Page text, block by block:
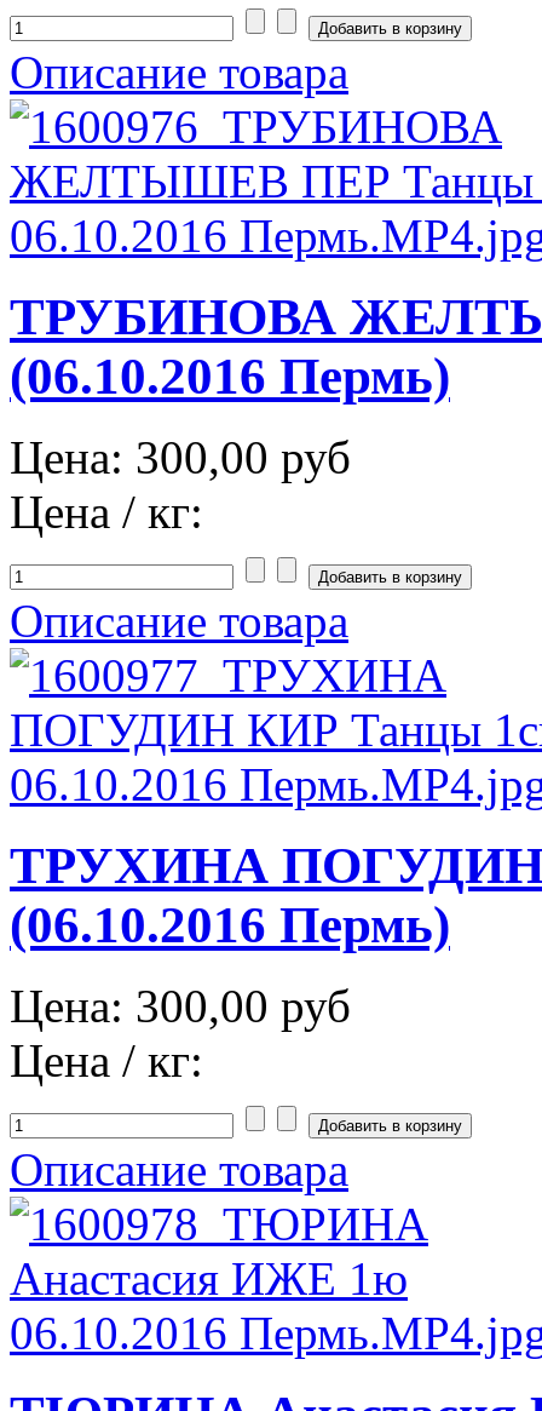
Описание товара
ТРУБИНОВА
(06.10.2016 Пермь)
Цена: 300,00 руб
Цена / кг:
Описание товара
ТРУХИНА ПОГУДИН
(06.10.2016 Пермь)
Цена: 300,00 руб
Цена / кг:
Описание товара